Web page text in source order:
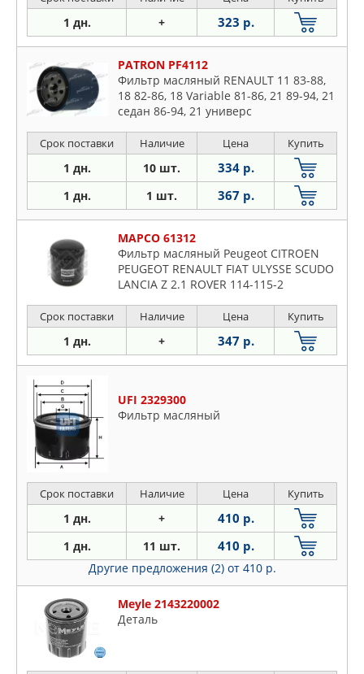
1 дн. + 323 р.
PATRON PF4112
Фильтр масляный RENAULT 11 83-88,
18 82-86, 18 Variable 81-86, 21 89-94, 21
седан 86-94, 21 универс
Срок поставки Наличие Цена Купить
1 дн. 10 шт. 334 р.
1 дн. 1 шт. 367 р.
MAPCO 61312
Фильтр масляный Peugeot CITROEN
PEUGEOT RENAULT FIAT ULYSSE SCUDO
LANCIA Z 2.1 ROVER 114-115-2
Срок поставки Наличие Цена Купить
1 дн. + 347 р.
UFI 2329300
Фильтр масляный
Срок поставки Наличие Цена Купить
1 дн. + 410 р.
1 дн. 11 шт. 410 р.
Другие предложения (2) от 410 р.
Meyle 2143220002
Деталь